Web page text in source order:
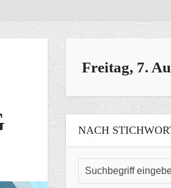
Freitag, 7.
NACH